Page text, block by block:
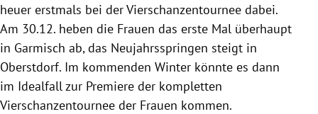
heuer erstmals bei der Vierschanzentournee dabei.
Am 30.12. heben die Frauen das erste Mal überhaupt
in Garmisch ab, das Neujahrsspringen steigt in
Oberstdorf. Im kommenden Winter könnte es dann
im Idealfall zur Premiere der kompletten
Vierschanzentournee der Frauen kommen.